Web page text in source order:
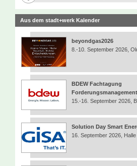
Aus dem stadt+werk Kalender
beyondgas2026
8.-10. September 2026,
BDEW Fachtagung
15.-16. September 2026,
Solution Day Smart
16. September 2026,